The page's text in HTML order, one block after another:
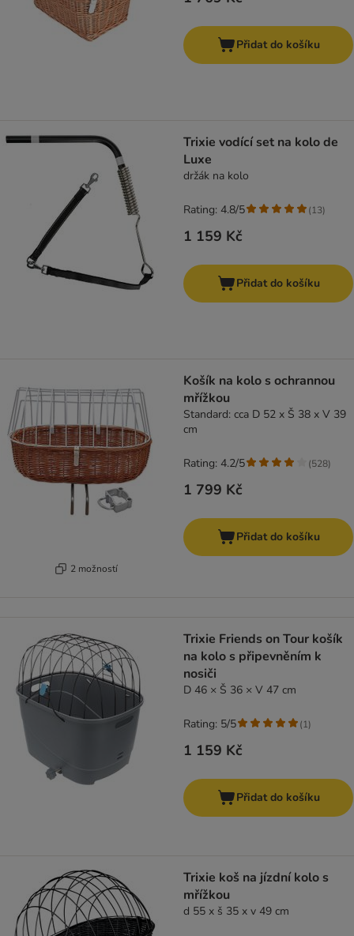
Přidat do košíku
Trixie vodící set na kolo de
Luxe
držák na kolo
1 159 Kč
Rating: 4.8/5 (13)
Přidat do košíku
2 možností
Košík na kolo s ochrannou
mřížkou
Standard: cca D 52 x Š 38 x V 39
cm
1 799 Kč
Rating: 4.2/5 (528)
Přidat do košíku
Trixie Friends on Tour košík
na kolo s připevněním k
nosiči
D 46 × Š 36 × V 47 cm
1 159 Kč
Rating: 5/5 (1)
Přidat do košíku
Trixie koš na jízdní kolo s
mřížkou
d 55 x š 35 x v 49 cm